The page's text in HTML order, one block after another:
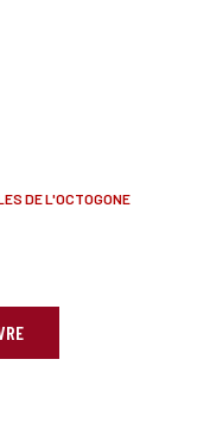
DE L'OCTOGONE